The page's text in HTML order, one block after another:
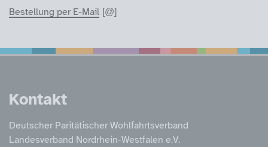
Bestellung per E-Mail
Service
Kontakt
Deutscher Paritätischer Wohlfahrtsverband
Landesverband Nordrhein-Westfalen e.V.